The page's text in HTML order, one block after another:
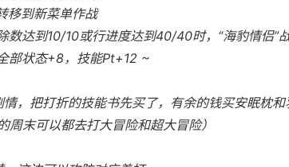
移到新菜单作战
达到10/10或行进度达到40/40时，“海豹情侣”
部状态+8，技能Pt+12 ~
，把打折的技能书先买了，有余的钱买安眠枕和
末可以都去打大冒险和超大冒险）